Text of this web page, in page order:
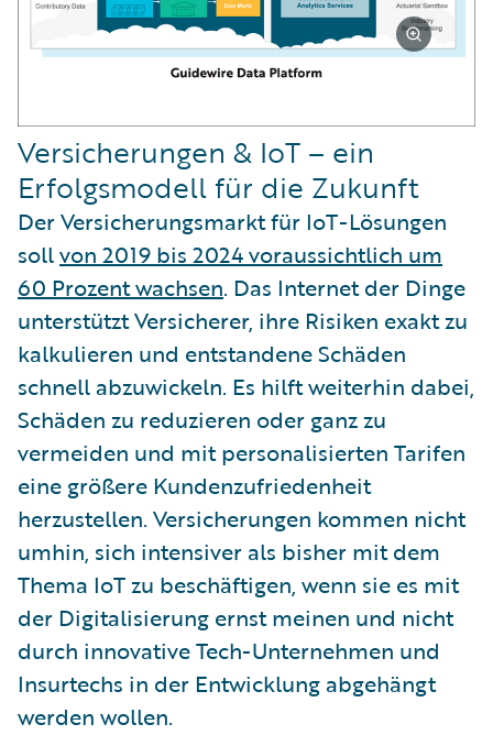
Versicherungen & IoT – ein
Erfolgsmodell für die Zukunft
Der Versicherungsmarkt für IoT-Lösungen
sollvon 2019 bis 2024 voraussichtlich um
60 Prozent wachsen. Das Internet der Dinge
unterstützt Versicherer, ihre Risiken exakt zu
kalkulieren und entstandene Schäden
schnell abzuwickeln. Es hilft weiterhin dabei,
Schäden zu reduzieren oder ganz zu
vermeiden und mit personalisierten Tarifen
eine größere Kundenzufriedenheit
herzustellen. Versicherungen kommen nicht
umhin, sich intensiver als bisher mit dem
Thema IoT zu beschäftigen, wenn sie es mit
der Digitalisierung ernst meinen und nicht
durch innovative Tech-Unternehmen und
Insurtechs in der Entwicklung abgehängt
werden wollen.